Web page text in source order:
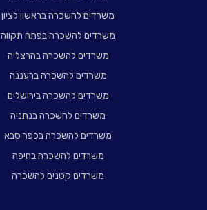
משרדים להשכרה בראשון לציון
משרדים להשכרה בפתח תקווה
משרדים להשכרה בהרצליה
משרדים להשכרה ברעננה
משרדים להשכרה בירושלים
משרדים להשכרה בנתניה
משרדים להשכרה בכפר סבא
משרדים להשכרה בחיפה
משרדים קטנים להשכרה